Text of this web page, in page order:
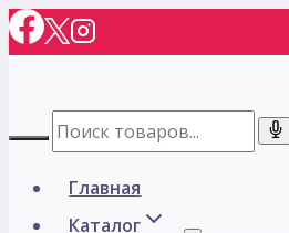
Перейти
к
Главная
Каталог